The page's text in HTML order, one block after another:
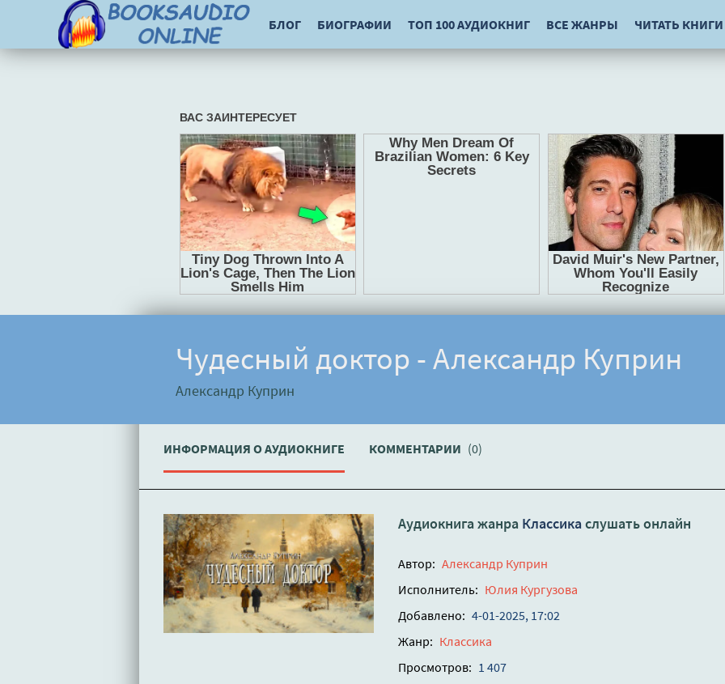
БЛОГ БИОГРАФИИ ТОП 100 АУДИОКНИГ ВСЕ ЖАНРЫ ЧИТАТЬ КНИГИ
Чудесный доктор - Александр Куприн
Александр Куприн
ИНФОРМАЦИЯ О АУДИОКНИГЕ КОММЕНТАРИИ (0)
Аудиокнига жанра Классикаслушать онлайн
Автор: Александр Куприн
Исполнитель: Юлия Кургузова
Добавлено: 4-01-2025, 17:02
Жанр: Классика
Просмотров: 1 407